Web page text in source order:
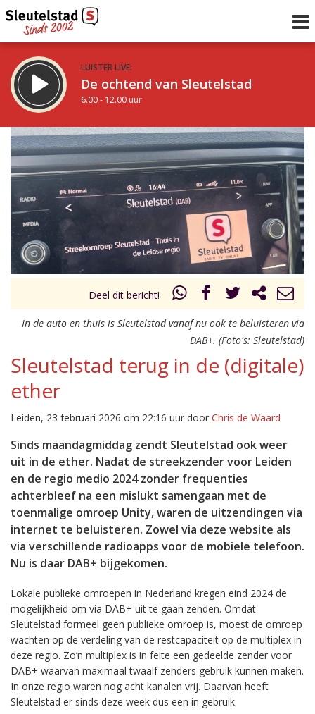
LUISTER LIVE:
De ochtend van Sleutelstad
6.00 - 12.00 uur
STRAKS:
De middag van Sleutelstad
12.00 - 18.00 uur
Vorig uur
uur 1 van 0 Volgend uur
Deel dit bericht!
In de auto en thuis is Sleutelstad vanaf nu ook te beluisteren via
DAB+. (Foto's: Sleutelstad)
Sleutelstad terug in de (digitale)
ether
Leiden, 23 februari 2026 om 22:16 uur door Chris de Waard
Sinds maandagmiddag zendt Sleutelstad ook weer
uit in de ether. Nadat de streekzender voor Leiden
en de regio medio 2024 zonder frequenties
achterbleef na een mislukt samengaan met de
toenmalige omroep Unity, waren de uitzendingen via
internet te beluisteren. Zowel via deze website als
via verschillende radioapps voor de mobiele telefoon.
Nu is daar DAB+ bijgekomen.
Lokale publieke omroepen in Nederland kregen eind 2024 de
mogelijkheid om via DAB+ uit te gaan zenden. Omdat
Sleutelstad formeel geen publieke omroep is, moest de omroep
wachten op de verdeling van de restcapaciteit op de multiplex in
deze regio. Zo’n multiplex is in feite een gedeelde zender voor
DAB+ waarvan maximaal twaalf zenders gebruik kunnen maken.
In onze regio waren nog acht kanalen vrij. Daarvan heeft
Sleutelstad er sinds deze week dus een in gebruik.